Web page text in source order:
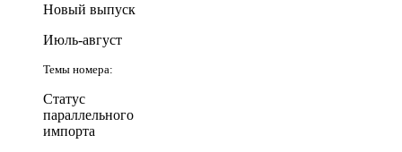
Новый выпуск
Июль-август
Темы номера:
Статус
параллельного
импорта